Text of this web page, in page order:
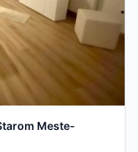
Meste-